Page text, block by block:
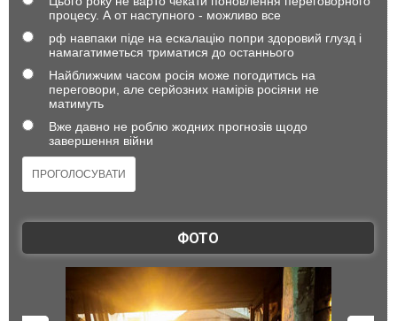
процесу. А от наступного - можливо все
рф навпаки піде на ескалацію попри здоровий глузд і
намагатиметься триматися до останнього
Найближчим часом росія може погодитись на
переговори, але серйозних намірів росіяни не
матимуть
Вже давно не роблю жодних прогнозів щодо
завершення війни
ФОТО